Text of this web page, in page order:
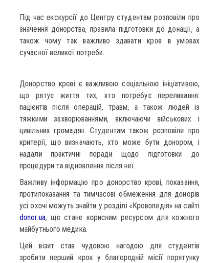
Під час екскурсії до Центру студентам розповіли про
значення донорства, правила підготовки до донації, а
також чому так важливо здавати кров в умовах
сучасної великої потреби.
Донорство крові є важливою соціальною ініціативою,
що рятує життя тих, хто потребує переливання:
пацієнтів після операцій, травм, а також людей із
тяжкими захворюваннями, включаючи військових і
цивільних громадян. Студентам також розповіли про
критерії, що визначають, хто може бути донором, і
надали практичні поради щодо підготовки до
процедури та відновлення після неї.
Важливу інформацію про донорство крові, показання,
протипоказання та тимчасові обмеження для донорів
усі охочі можуть знайти у розділі «Кровопедія» на сайті
donor.ua, що стане корисним ресурсом для кожного
майбутнього медика.
Цей візит став чудовою нагодою для студентів
зробити перший крок у благородній місії порятунку